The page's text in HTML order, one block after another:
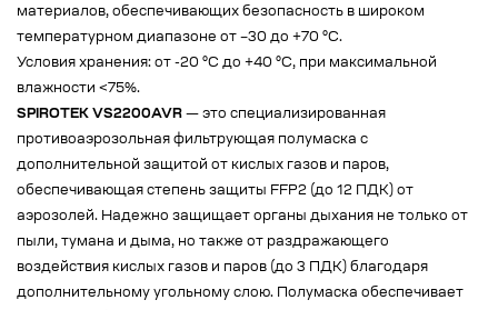
материалов, обеспечивающих безопасность в широком
температурном диапазоне от –30 до +70 °C.
Условия хранения: от -20 °C до +40 °C, при максимальной
влажности <75%.
SPIROTEK VS2200AVR — это специализированная
противоаэрозольная фильтрующая полумаска c
дополнительной защитой от кислых газов и паров,
обеспечивающая степень защиты FFP2 (до 12 ПДК) от
аэрозолей. Надежно защищает органы дыхания не только от
пыли, тумана и дыма, но также от раздражающего
воздействия кислых газов и паров (до 3 ПДК) благодаря
дополнительному угольному слою. Полумаска обеспечивает